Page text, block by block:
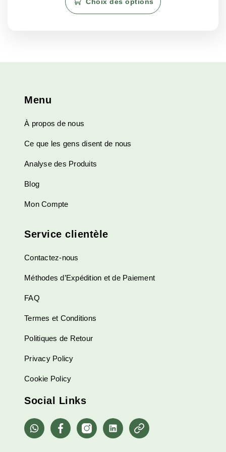
à
€270.00
produit
options
Menu
À propos de nous
Ce que les gens disent de nous
Analyse des Produits
Blog
Mon Compte
Service clientèle
Contactez-nous
Méthodes d’Expédition et de Paiement
FAQ
Termes et Conditions
Politiques de Retour
Privacy Policy
Cookie Policy
Social Links
whatsappFacebookInstagramLinkedinPinterest